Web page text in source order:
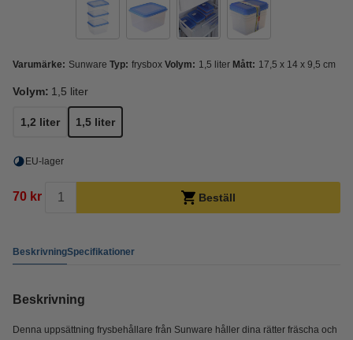
Varumärke: Sunware Typ: frysbox Volym: 1,5 liter Mått: 17,5 x 14 x 9,5 cm
Volym: 1,5 liter
1,2 liter 1,5 liter
EU-lager
70 kr Beställ
BeskrivningSpecifikationer
Beskrivning
Denna uppsättning frysbehållare från Sunware håller dina rätter fräscha och